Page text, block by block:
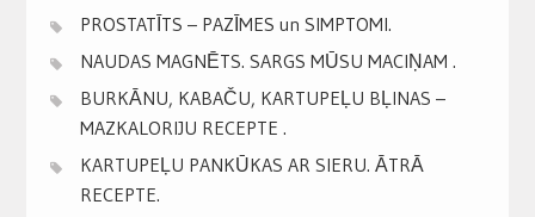
PROSTATĪTS – PAZĪMES un SIMPTOMI.
NAUDAS MAGNĒTS. SARGS MŪSU MACIŅAM .
BURKĀNU, KABAČU, KARTUPEĻU BĻINAS –
MAZKALORIJU RECEPTE .
KARTUPEĻU PANKŪKAS AR SIERU. ĀTRĀ
RECEPTE.